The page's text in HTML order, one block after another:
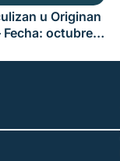
u Originan
Fecha: octubre